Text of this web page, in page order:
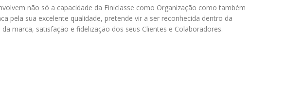
não só a capacidade da Finiclasse como Organização como também
pela sua excelente qualidade, pretende vir a ser reconhecida dentro da
marca, satisfação e fidelização dos seus Clientes e Colaboradores.